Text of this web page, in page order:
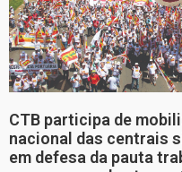
CTB participa de
nacional das centrais
em defesa da pauta